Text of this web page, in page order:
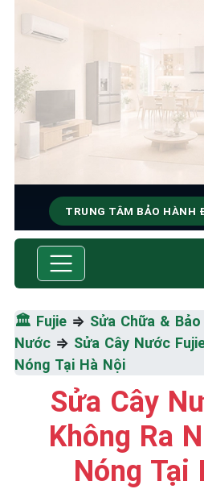
TRUNG TÂM BẢO HÀNH
SỬA CHỮA &
Tốc Độ Tối Đa • Chất Lượng
☎️
🏛️ Fujie ⇒ Sửa Chữa &
Nước ⇒ Sửa Cây Nước
Nóng Tại Hà Nội
Sửa Cây
Không Ra
Nóng Tại